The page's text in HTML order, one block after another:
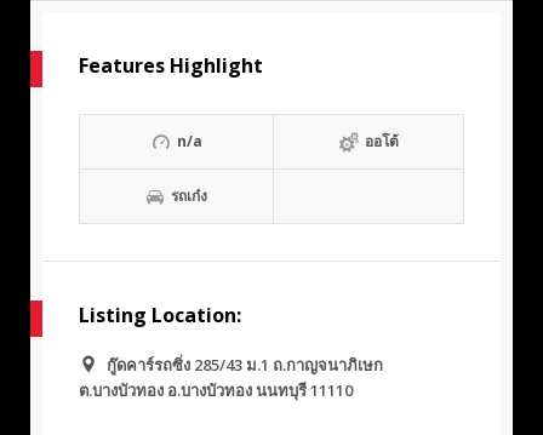
Features Highlight
n/a ออโต้
รถเก๋ง
Listing Location:
กู๊ดคาร์รถซิ่ง 285/43 ม.1 ถ.กาญจนาภิเษก
ต.บางบัวทอง อ.บางบัวทอง นนทบุรี 11110